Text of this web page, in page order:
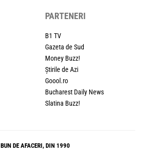
PARTENERI
B1 TV
Gazeta de Sud
Money Buzz!
Știrile de Azi
Goool.ro
Bucharest Daily News
Slatina Buzz!
BUN DE AFACERI, DIN 1990